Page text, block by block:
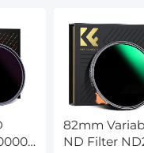
82mm
ND Filter